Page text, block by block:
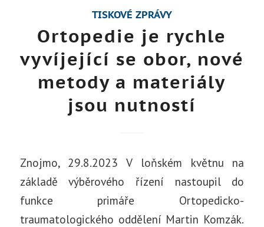
TISKOVÉ ZPRÁVY
Ortopedie je rychle
vyvíjející se obor, nové
metody a materiály
jsou nutností
Znojmo, 29.8.2023 V loňském květnu na
základě výběrového řízení nastoupil do
funkce primáře Ortopedicko-
traumatologického oddělení Martin Komzák.